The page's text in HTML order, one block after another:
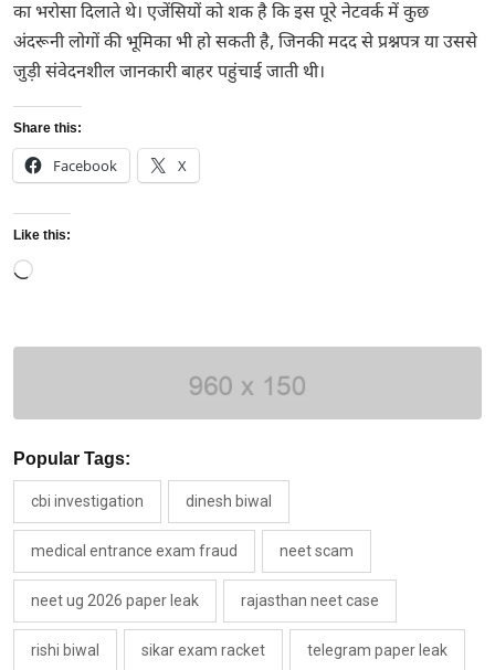
का भरोसा दिलाते थे। एजेंसियों को शक है कि इस पूरे नेटवर्क में कुछ
अंदरूनी लोगों की भूमिका भी हो सकती है, जिनकी मदद से प्रश्नपत्र या उससे
जुड़ी संवेदनशील जानकारी बाहर पहुंचाई जाती थी।
Share this:
Facebook X
Like this:
Loading…
Popular Tags:
cbi investigation dinesh biwal
medical entrance exam fraud neet scam
neet ug 2026 paper leak rajasthan neet case
rishi biwal sikar exam racket telegram paper leak